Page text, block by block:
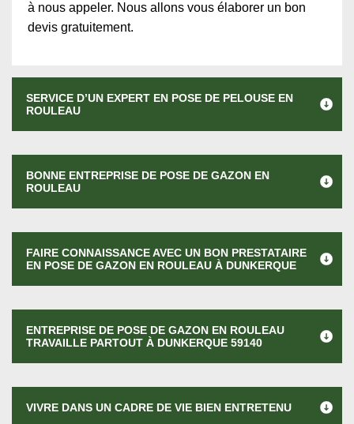
à nous appeler. Nous allons vous élaborer un bon
devis gratuitement.
SERVICE D’UN EXPERT EN POSE DE PELOUSE EN
ROULEAU
BONNE ENTREPRISE DE POSE DE GAZON EN
ROULEAU
FAIRE CONNAISSANCE AVEC UN BON PRESTATAIRE
EN POSE DE GAZON EN ROULEAU À DUNKERQUE
ENTREPRISE DE POSE DE GAZON EN ROULEAU
TRAVAILLE PARTOUT À DUNKERQUE 59140
VIVRE DANS UN CADRE DE VIE BIEN ENTRETENU